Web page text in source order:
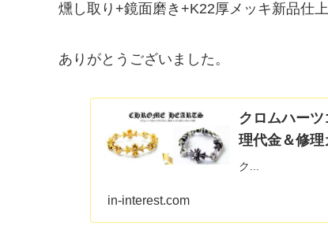
燻し取り+鏡面磨き+K22厚メッキ新品仕
ありがとうございました。
クロムハー
理代金＆修理
ク...
in-interest.com